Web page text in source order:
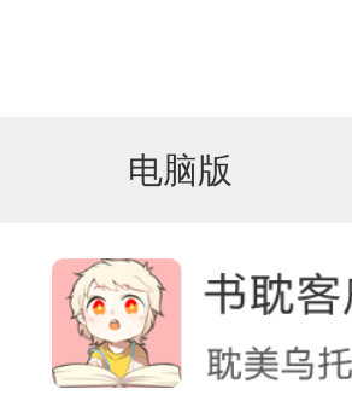
电脑版